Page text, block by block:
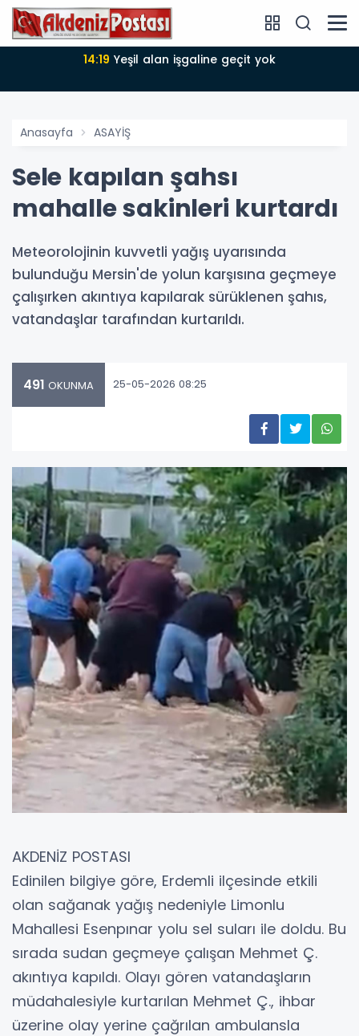
14:18Büyükşehir Belediyesi sürdürülebilir kalkınmada
Anasayfa ASAYİŞ
Sele kapılan şahsı
mahalle sakinleri kurtardı
Meteorolojinin kuvvetli yağış uyarısında
bulunduğu Mersin'de yolun karşısına geçmeye
çalışırken akıntıya kapılarak sürüklenen şahıs,
vatandaşlar tarafından kurtarıldı.
491 OKUNMA 25-05-2026 08:25
AKDENİZ POSTASI
Edinilen bilgiye göre, Erdemli ilçesinde etkili
olan sağanak yağış nedeniyle Limonlu
Mahallesi Esenpınar yolu sel suları ile doldu. Bu
sırada sudan geçmeye çalışan Mehmet Ç.
akıntıya kapıldı. Olayı gören vatandaşların
müdahalesiyle kurtarılan Mehmet Ç., ihbar
üzerine olay yerine çağrılan ambulansla